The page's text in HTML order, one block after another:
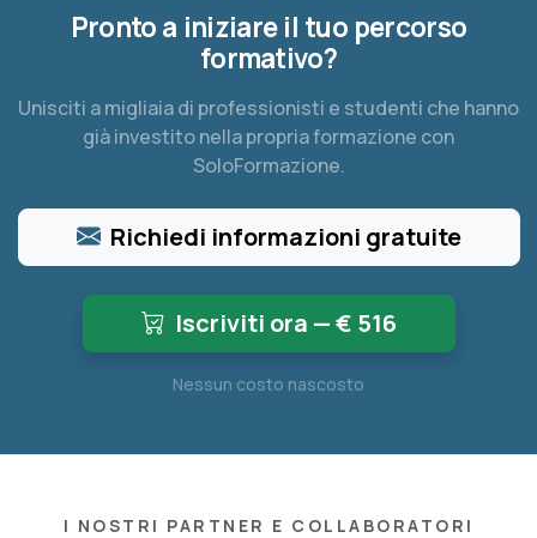
Pronto a iniziare il tuo percorso
formativo?
Unisciti a migliaia di professionisti e studenti che hanno
già investito nella propria formazione con
SoloFormazione.
Richiedi informazioni gratuite
Iscriviti ora — € 516
Nessun costo nascosto
I NOSTRI PARTNER E COLLABORATORI